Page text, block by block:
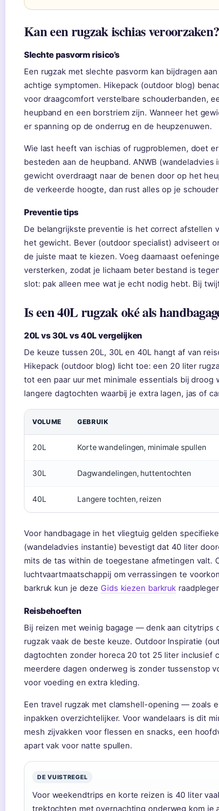
Kan een rugzak ischias veroorzaken?
Slechte pasvorm risico’s
Een rugzak met slechte pasvorm kan bijdragen
achtige symptomen. Hikepack (outdoor blog)
voor draagcomfort verstelbare schouderbanden,
heupband en een borstriem zijn. Wanneer het
er spanning op de onderrug en de heupzenuwen.
Wie last heeft van ischias of rugproblemen, doet
besteden aan de heupband. ANWB
gewicht overdraagt naar de benen door op het
de verkeerde hoogte, dan rust alles op je
Preventie tips
De belangrijkste preventie is het correct afstellen
het gewicht. Bever (outdoor specialist) adviseert
de juiste maat te kiezen. Voeg daarnaast
versterken, zodat je lichaam beter bestand is
slot: pak alleen mee wat je echt nodig hebt. Bij
Is een 40L rugzak oké als
20L vs 30L vs 40L vergelijken
De keuze tussen 20L, 30L en 40L hangt af van
Hikepack (outdoor blog) licht toe: een 20 liter
tot een paar uur met minimale essentials bij
langere dagtochten waarbij je extra lagen, jas of
VOLUME GEBRUIK
20L Korte wandelingen, minimale spullen
30L Dagwandelingen, huttentochten
40L Langere tochten, reizen
Voor handbagage in het vliegtuig gelden
(wandeladvies instantie) bevestigt dat 40 liter
mits de tas within de toegestane afmetingen valt.
luchtvaartmaatschappij om verrassingen te
barkruk kun je deze Gids kiezen barkruk
Reisbehoeften
Bij reizen met weinig bagage — denk aan
rugzak vaak de beste keuze. Outdoor Inspiratie
dagtochten zonder horeca 20 tot 25 liter inclusief
meerdere dagen onderweg is zonder tussenstop
voor voeding en extra kleding.
Een travel rugzak met clamshell-opening — zoals
inpakken overzichtelijker. Voor wandelaars is dit
mesh zijvakken voor flessen en snacks, een
apart vak voor natte spullen.
DE VUISTREGEL
Voor weekendtrips en korte reizen is 40 liter
trektochten met overnachting onderweg kom je